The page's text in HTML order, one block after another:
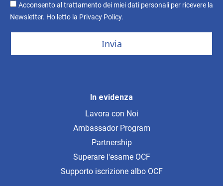
In evidenza
Lavora con Noi
Ambassador Program
Partnership
Superare l'esame OCF
Supporto iscrizione albo OCF
Acconsento al trattamento dei miei dati personali per ricevere la
Newsletter. Ho letto la Privacy Policy.
Invia